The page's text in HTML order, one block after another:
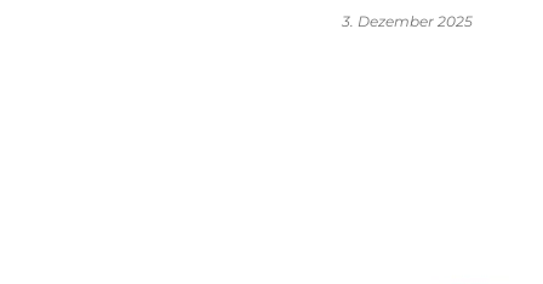
3. Dezember 2025